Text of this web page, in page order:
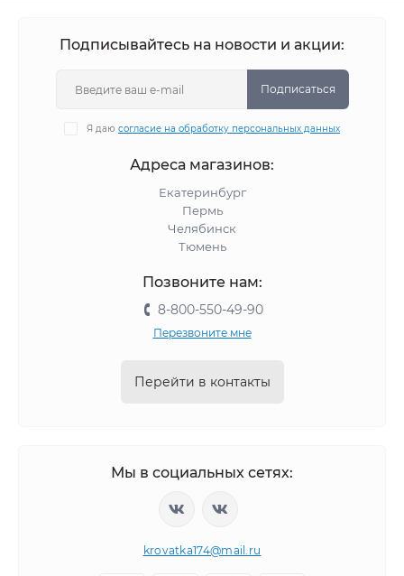
Подписывайтесь на новости и акции:
Подписаться
Я даю согласие на обработку персональных данных
Адреса магазинов:
Екатеринбург
Пермь
Челябинск
Тюмень
Позвоните нам:
8-800-550-49-90
Перезвоните мне
Перейти в контакты
Мы в социальных сетях:
krovatka174@mail.ru